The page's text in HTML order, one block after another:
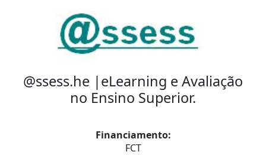
@ssess.he |eLearning e Avaliação
no Ensino Superior.
Financiamento:
FCT